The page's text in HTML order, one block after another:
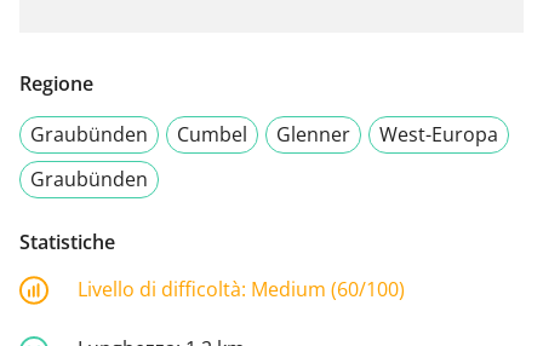
Regione
Graubünden
Cumbel Glenner
West-Europa
Graubünden
Statistiche
Livello di difficoltà: Medium (60/100)